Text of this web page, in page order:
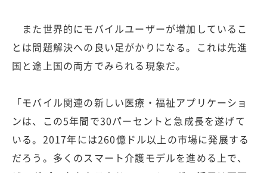
また世界的にモバイルユーザーが増加しているこ
とは問題解決への良い足がかりになる。これは先進
国と途上国の両方でみられる現象だ。
「モバイル関連の新しい医療・福祉アプリケーショ
ンは、この5年間で30パーセントと急成長を遂げて
いる。2017年には260億ドル以上の市場に発展する
だろう。多くのスマート介護モデルを進める上で、